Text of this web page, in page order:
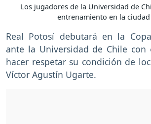
Los jugadores de la Universidad de
entrenamiento en la ciudad
Real Potosí debutará en la
ante la Universidad de Chile con
hacer respetar su condición de
Víctor Agustín Ugarte.